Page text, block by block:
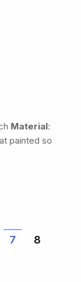
Material:
painted so
7
8